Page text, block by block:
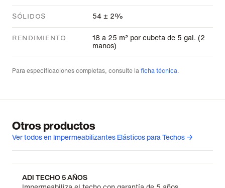
SÓLIDOS 54 ± 2%
RENDIMIENTO 18 a 25 m² por cubeta de 5 gal. (2
manos)
Para especificaciones completas, consulte laficha técnica.
Otros productos
Ver todos en Impermeabilizantes Elásticos para Techos →
ADI TECHO 5 AÑOS